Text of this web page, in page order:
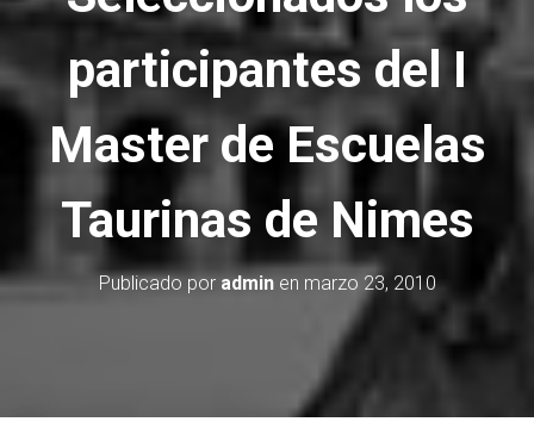
O
participantes del I
Master de Escuelas
Taurinas de Nimes
Publicado por adminen marzo 23, 2010